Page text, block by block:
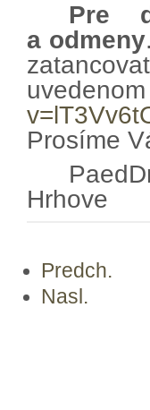
Pre
a odmeny
Prosíme
Hrhove
Predch.
Nasl.